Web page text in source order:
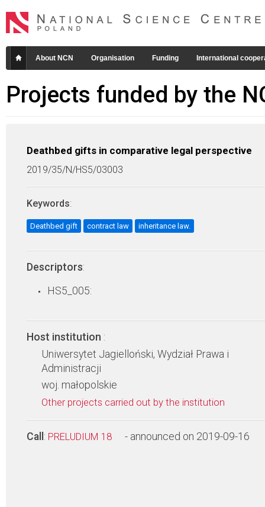
About NCN Organisation Funding International
Projects funded by the
Deathbed gifts in comparative legal perspective
2019/35/N/HS5/03003
Keywords:
Deathbed gift contract law inheritance law.
Descriptors:
HS5_005:
Host institution :
Uniwersytet Jagielloński, Wydział Prawa i
Administracji
woj. małopolskie
Other projects carried out by the institution
Call : PRELUDIUM 18 - announced on 2019-09-16